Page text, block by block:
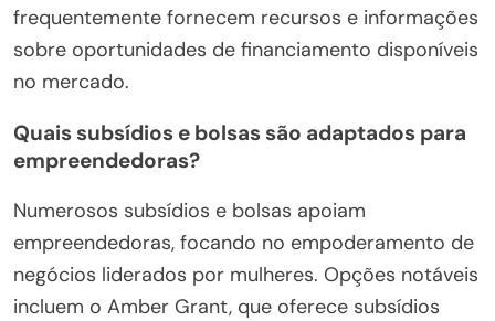
frequentemente fornecem recursos e informações
sobre oportunidades de financiamento disponíveis
no mercado.
Quais subsídios e bolsas são adaptados para
empreendedoras?
Numerosos subsídios e bolsas apoiam
empreendedoras, focando no empoderamento de
negócios liderados por mulheres. Opções notáveis
incluem o Amber Grant, que oferece subsídios